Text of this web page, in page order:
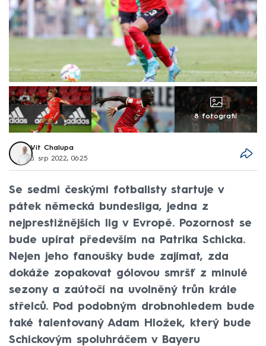
8 fotografií
Vít Chalupa
5. srp 2022, 06:25
Se sedmi českými fotbalisty startuje v
pátek německá bundesliga, jedna z
nejprestižnějších lig v Evropě. Pozornost se
bude upírat především na Patrika Schicka.
Nejen jeho fanoušky bude zajímat, zda
dokáže zopakovat gólovou smršť z minulé
sezony a zaútočí na uvolněný trůn krále
střelců. Pod podobným drobnohledem bude
také talentovaný Adam Hložek, který bude
Schickovým spoluhráčem v Bayeru